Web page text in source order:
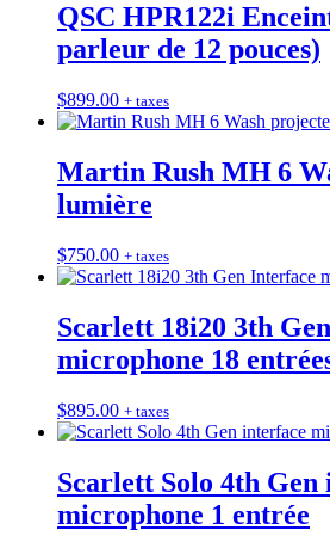
QSC HPR122i
parleur de 12 pouces)
$899.00 + taxes
Martin Rush MH 6
lumière
$750.00 + taxes
Scarlett 18i20 3th
microphone 18
$895.00 + taxes
Scarlett Solo 4th Gen
microphone 1 entrée